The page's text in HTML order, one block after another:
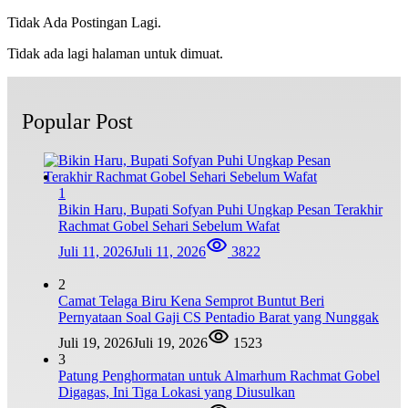
Tidak Ada Postingan Lagi.
Tidak ada lagi halaman untuk dimuat.
Popular Post
1
Bikin Haru, Bupati Sofyan Puhi Ungkap Pesan Terakhir
Rachmat Gobel Sehari Sebelum Wafat
Juli 11, 2026Juli 11, 2026 3822
2
Camat Telaga Biru Kena Semprot Buntut Beri
Pernyataan Soal Gaji CS Pentadio Barat yang Nunggak
Juli 19, 2026Juli 19, 2026
1523
3
Patung Penghormatan untuk Almarhum Rachmat Gobel
Digagas, Ini Tiga Lokasi yang Diusulkan